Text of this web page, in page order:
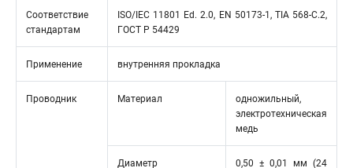
Соответствие
стандартам
ISO/IEC 11801 Ed. 2.0, EN 50173-1, TIA 568-C.2,
ГОСТ Р 54429
Применение внутренняя прокладка
Проводник Материал
одножильный,
электротехническая
медь
Диаметр 0,50 ± 0,01 мм (24